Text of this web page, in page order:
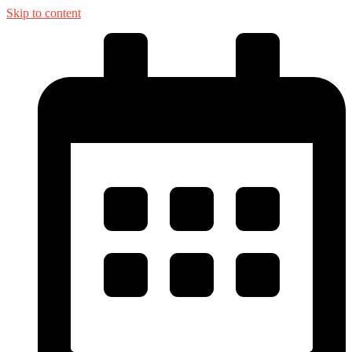
Skip to content